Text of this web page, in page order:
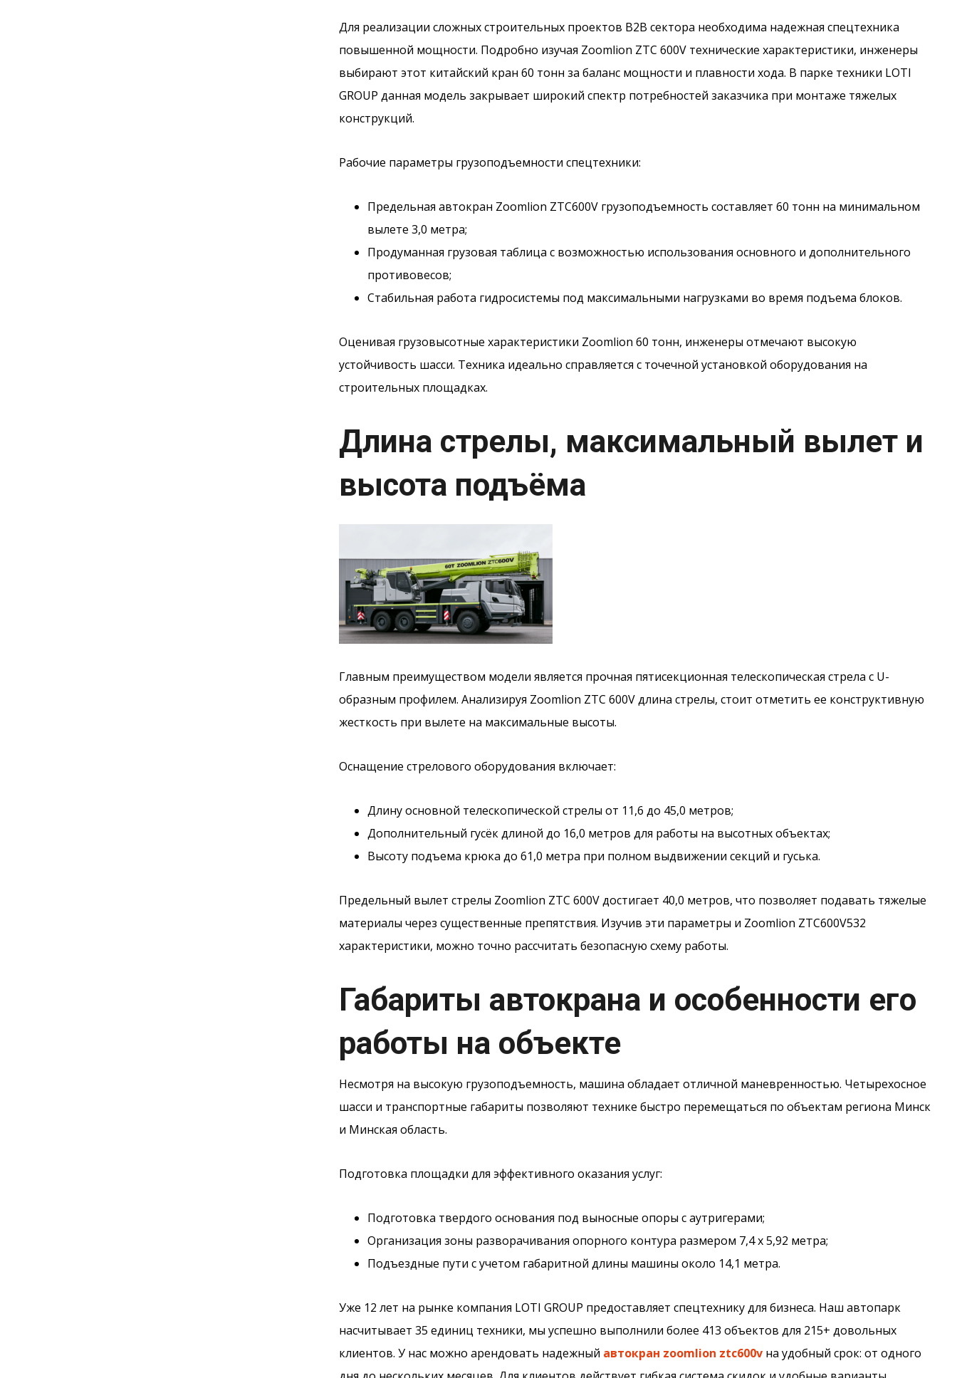
Для реализации сложных строительных проектов B2B сектора необходима надежная спецтехника
повышенной мощности. Подробно изучая Zoomlion ZTC 600V технические характеристики, инженеры
выбирают этот китайский кран 60 тонн за баланс мощности и плавности хода. В парке техники LOTI
GROUP данная модель закрывает широкий спектр потребностей заказчика при монтаже тяжелых
конструкций.
Рабочие параметры грузоподъемности спецтехники:
Предельная автокран Zoomlion ZTC600V грузоподъемность составляет 60 тонн на минимальном
вылете 3,0 метра;
Продуманная грузовая таблица с возможностью использования основного и дополнительного
противовесов;
Стабильная работа гидросистемы под максимальными нагрузками во время подъема блоков.
Оценивая грузовысотные характеристики Zoomlion 60 тонн, инженеры отмечают высокую
устойчивость шасси. Техника идеально справляется с точечной установкой оборудования на
строительных площадках.
Длина стрелы, максимальный вылет и
высота подъёма
Главным преимуществом модели является прочная пятисекционная телескопическая стрела с U-
образным профилем. Анализируя Zoomlion ZTC 600V длина стрелы, стоит отметить ее конструктивную
жесткость при вылете на максимальные высоты.
Оснащение стрелового оборудования включает:
Длину основной телескопической стрелы от 11,6 до 45,0 метров;
Дополнительный гусёк длиной до 16,0 метров для работы на высотных объектах;
Высоту подъема крюка до 61,0 метра при полном выдвижении секций и гуська.
Предельный вылет стрелы Zoomlion ZTC 600V достигает 40,0 метров, что позволяет подавать тяжелые
материалы через существенные препятствия. Изучив эти параметры и Zoomlion ZTC600V532
характеристики, можно точно рассчитать безопасную схему работы.
Габариты автокрана и особенности его
работы на объекте
Несмотря на высокую грузоподъемность, машина обладает отличной маневренностью. Четырехосное
шасси и транспортные габариты позволяют технике быстро перемещаться по объектам региона Минск
и Минская область.
Подготовка площадки для эффективного оказания услуг:
Подготовка твердого основания под выносные опоры с аутригерами;
Организация зоны разворачивания опорного контура размером 7,4 х 5,92 метра;
Подъездные пути с учетом габаритной длины машины около 14,1 метра.
Уже 12 лет на рынке компания LOTI GROUP предоставляет спецтехнику для бизнеса. Наш автопарк
насчитывает 35 единиц техники, мы успешно выполнили более 413 объектов для 215+ довольных
клиентов. У нас можно арендовать надежный автокран zoomlion ztc600v на удобный срок: от одного